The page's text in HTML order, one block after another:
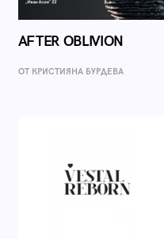
AFTER OBLIVION
ОТ КРИСТИЯНА БУРДЕВА